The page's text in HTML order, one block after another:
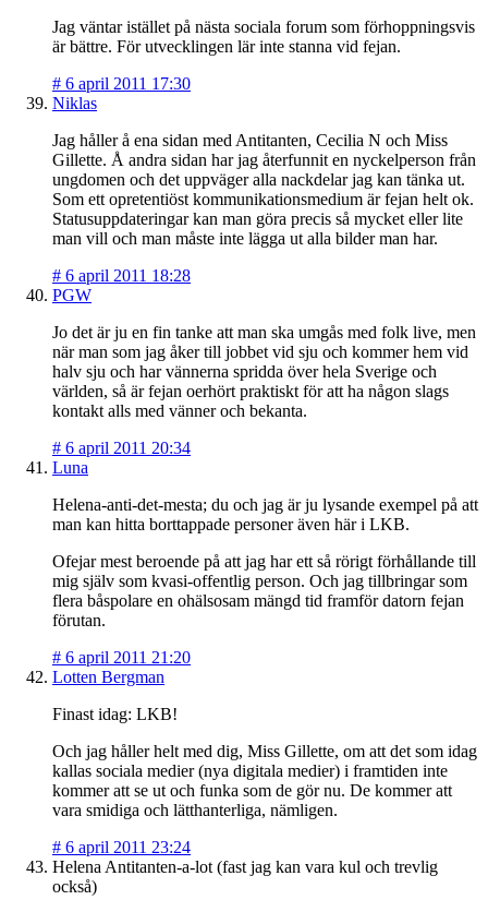
Jag väntar istället på nästa sociala forum som förhoppningsvis
är bättre. För utvecklingen lär inte stanna vid fejan.
# 6 april 2011 17:30
Niklas
Jag håller å ena sidan med Antitanten, Cecilia N och Miss
Gillette. Å andra sidan har jag återfunnit en nyckelperson från
ungdomen och det uppväger alla nackdelar jag kan tänka ut.
Som ett opretentiöst kommunikationsmedium är fejan helt ok.
Statusuppdateringar kan man göra precis så mycket eller lite
man vill och man måste inte lägga ut alla bilder man har.
# 6 april 2011 18:28
PGW
Jo det är ju en fin tanke att man ska umgås med folk live, men
när man som jag åker till jobbet vid sju och kommer hem vid
halv sju och har vännerna spridda över hela Sverige och
världen, så är fejan oerhört praktiskt för att ha någon slags
kontakt alls med vänner och bekanta.
# 6 april 2011 20:34
Luna
Helena-anti-det-mesta; du och jag är ju lysande exempel på att
man kan hitta borttappade personer även här i LKB.
Ofejar mest beroende på att jag har ett så rörigt förhållande till
mig själv som kvasi-offentlig person. Och jag tillbringar som
flera båspolare en ohälsosam mängd tid framför datorn fejan
förutan.
# 6 april 2011 21:20
Lotten Bergman
Finast idag: LKB!
Och jag håller helt med dig, Miss Gillette, om att det som idag
kallas sociala medier (nya digitala medier) i framtiden inte
kommer att se ut och funka som de gör nu. De kommer att
vara smidiga och lätthanterliga, nämligen.
# 6 april 2011 23:24
Helena Antitanten-a-lot (fast jag kan vara kul och trevlig
också)